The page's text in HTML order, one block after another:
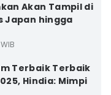
Akan Tampil di
Japan hingga
Terbaik Terbaik
Hindia: Mimpi